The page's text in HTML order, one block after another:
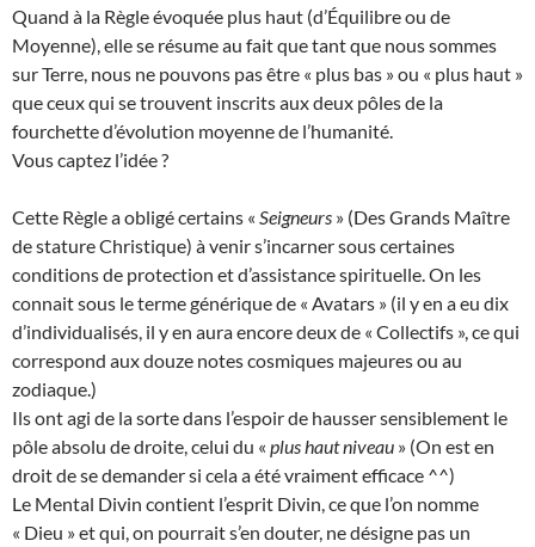
Quand à la Règle évoquée plus haut (d’Équilibre ou de
Moyenne), elle se résume au fait que tant que nous sommes
sur Terre, nous ne pouvons pas être « plus bas » ou « plus haut »
que ceux qui se trouvent inscrits aux deux pôles de la
fourchette d’évolution moyenne de l’humanité.
Vous captez l’idée ?
Cette Règle a obligé certains « Seigneurs » (Des Grands Maître
de stature Christique) à venir s’incarner sous certaines
conditions de protection et d’assistance spirituelle. On les
connait sous le terme générique de « Avatars » (il y en a eu dix
d’individualisés, il y en aura encore deux de « Collectifs », ce qui
correspond aux douze notes cosmiques majeures ou au
zodiaque.)
Ils ont agi de la sorte dans l’espoir de hausser sensiblement le
pôle absolu de droite, celui du « plus haut niveau » (On est en
droit de se demander si cela a été vraiment efficace ^^)
Le Mental Divin contient l’esprit Divin, ce que l’on nomme
« Dieu » et qui, on pourrait s’en douter, ne désigne pas un